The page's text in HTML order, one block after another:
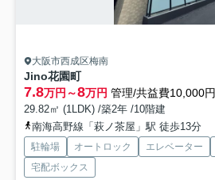
大阪市西成区梅南
Jino花園町
7.8万円～8万円 管理/共益費10,000円
29.82㎡ (1LDK) /築2年 /10階建
南海高野線「萩ノ茶屋」駅 徒歩13分
駐輪場 オートロック エレベーター
宅配ボックス